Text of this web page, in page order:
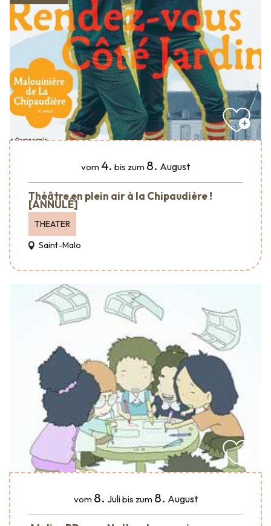
vom 4. bis zum 8. August
Théâtre en plein air à la Chipaudière !
[ANNULÉ]
THEATER
Saint-Malo
vom 8. Julibis zum 8. August